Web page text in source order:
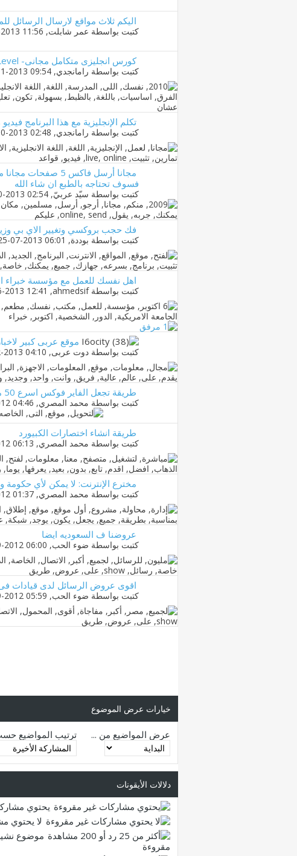
اليكم ثلاث مواقع لارسال الرسائل
كتبت بواسطة عمر شابلت‏, 27-11-2013 11:56 AM
كورس انجليزى متكامل مجانى- English Courses Level
كتبت بواسطة رامانجدي‏, 12-11-2013 09:54 AM
تكلم الإنجليزية مع هذا البرنامج
كتبت بواسطة رامانجدي‏, 28-10-2013 02:48 AM
مجانا أرسل فاكس 5
فسوف تحتاجه بالطبع ان شاء الله
كتبت بواسطة سيّد عربيّ‏, 16-10-2013 02:54 PM
فك حجب بروكسي وتغيير الاي بي
كتبت بواسطة بوددة‏, 25-07-2013 06:01 PM
اهل نفسك للعمل مع مؤسسة خبراء
كتبت بواسطةahmedsif
‏, 18-06-2013 12:41 PM
موقع عربى كبير
كتبت بواسطة دوت عربى‏, 24-02-2013 04:10 PM
طريقة تجعل الفاير فوكس اسرع 50 مرة
كتبت بواسطة محمد المصري‏, 14-11-2012 04:46 PM
طريقة انشاء اختصارات الكبيورد
كتبت بواسطة محمد المصري‏, 31-10-2012 06:13 PM
مخترع الإنترنت: لا يمكن لأي حكومة
كتبت بواسطة محمد المصري‏, 09-09-2012 01:37 PM
عروضنا ف السعوديه ايضا
كتبت بواسطة ضوء الحب‏, 07-09-2012 06:00 PM
اقوى عروض الرسائل لدى قيادات
كتبت بواسطة ضوء الحب‏, 07-09-2012 05:59 PM
خيارات عرض الموضوع
عرض المواضيع من ... ترتيب المواضيع
دلالات الأيقونات
يحتوي
لا يحتوي
موضوع
مقروءة